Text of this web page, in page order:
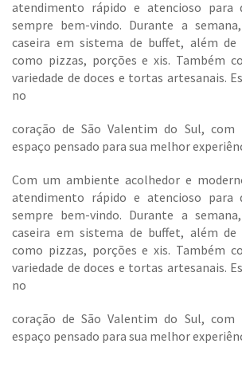
atendimento rápido e atencioso para
sempre bem-vindo. Durante a
caseira em sistema de buffet, além de
como pizzas, porções e xis. Também
variedade de doces e tortas artesanais.
no
coração de São Valentim do Sul, com
espaço pensado para sua melhor
Com um ambiente acolhedor e
atendimento rápido e atencioso para
sempre bem-vindo. Durante a
caseira em sistema de buffet, além de
como pizzas, porções e xis. Também
variedade de doces e tortas artesanais.
no
coração de São Valentim do Sul, com
espaço pensado para sua melhor